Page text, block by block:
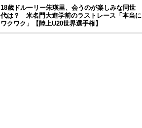
18歳ドルーリー朱瑛里、会うのが楽しみな同世
代は？ 米名門大進学前のラストレース「本当に
ワクワク」【陸上U20世界選手権】